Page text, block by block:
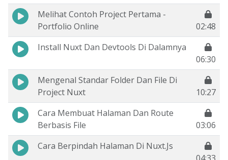
Melihat Contoh Project Pertama -
Portfolio Online
02:48
Install Nuxt Dan Devtools Di Dalamnya
06:30
Mengenal Standar Folder Dan File Di
Project Nuxt
10:27
Cara Membuat Halaman Dan Route
Berbasis File
03:06
Cara Berpindah Halaman Di Nuxt.Js